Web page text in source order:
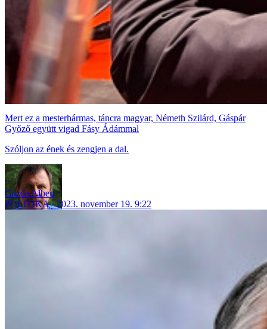
Mert ez a mesterhármas, táncra magyar, Németh Szilárd, Gáspár
Győző együtt vigad Fásy Ádámmal
Szóljon az ének és zengjen a dal.
Gazda Albert
POLITIKA
2023. november 19. 9:22